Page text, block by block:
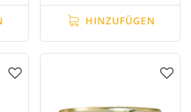
HINZUFÜGEN